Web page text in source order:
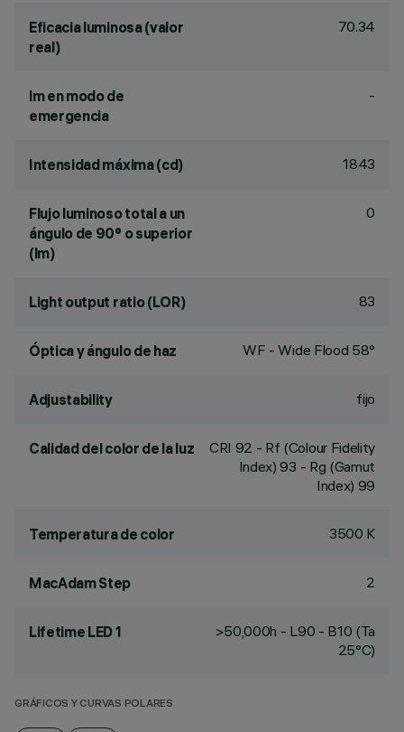
Eficacia luminosa (valor
real)
70.34
lm en modo de
emergencia
-
Intensidad máxima (cd) 1843
Flujo luminoso total a un
ángulo de 90° o superior
(lm)
0
Light output ratio (LOR) 83
Óptica y ángulo de haz WF - Wide Flood 58°
Adjustability fijo
Calidad del color de la luz CRI 92 - Rf (Colour Fidelity
Index) 93 - Rg (Gamut
Index) 99
Temperatura de color 3500 K
MacAdam Step 2
Lifetime LED 1
>50,000h - L90 - B10 (Ta
25°C)
GRÁFICOS Y CURVAS POLARES